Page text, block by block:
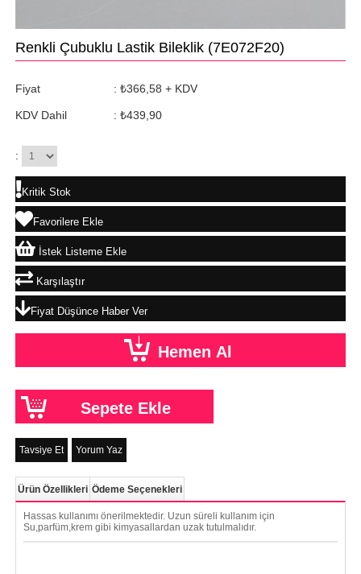
Renkli Çubuklu Lastik Bileklik (7E072F20)
Fiyat : ₺366,58 + KDV
KDV Dahil : ₺439,90
:
Kritik Stok
Favorilere Ekle
İstek Listeme Ekle
Karşılaştır
Fiyat Düşünce Haber Ver
Tavsiye Et Yorum Yaz
Ürün Özellikleri Ödeme Seçenekleri
Hassas kullanımı önerilmektedir. Uzun süreli kullanım için
Su,parfüm,krem gibi kimyasallardan uzak tutulmalıdır.